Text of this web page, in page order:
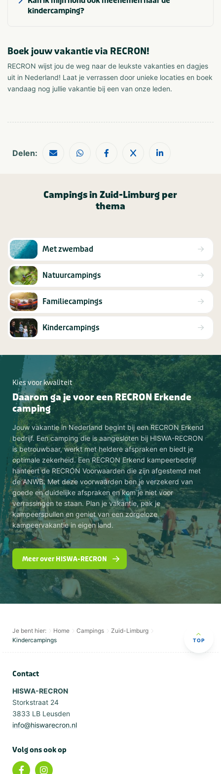
kindercamping?
Boek jouw vakantie via RECRON!
RECRON wijst jou de weg naar de leukste vakanties en dagjes
uit in Nederland! Laat je verrassen door unieke locaties en boek
vandaag nog jullie vakantie bij een van onze leden.
Delen:
Campings in Zuid-Limburg per
thema
Met zwembad
Natuurcampings
Familiecampings
Kindercampings
Kies voor kwaliteit
Daarom ga je voor een RECRON Erkende
camping
Jouw vakantie in Nederland begint bij een RECRON Erkend
bedrijf. Een camping die is aangesloten bij HISWA-RECRON
is betrouwbaar, werkt met heldere afspraken en biedt je
optimale zekerheid. Een RECRON Erkend kampeerbedrijf
hanteert de RECRON Voorwaarden die zijn afgestemd met
de ANWB. Met deze voorwaarden ben je verzekerd van
goede en duidelijke afspraken en kom je niet voor
verrassingen te staan. Plan je vakantie, pak je
kampeerspullen en geniet van een zorgeloze
kampeervakantie in eigen land.
Meer over HISWA-RECRON
Je bent hier: Home Campings
Zuid-Limburg
Kindercampings
TOP
Contact
HISWA-RECRON
Storkstraat 24
3833 LB Leusden
info@hiswarecron.nl
Volg ons ook op